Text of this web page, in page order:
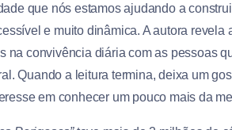
que nós estamos ajudando a
e muito dinâmica. A autora revela
na convivência diária com as pessoas
Quando a leitura termina, deixa um
em conhecer um pouco mais da